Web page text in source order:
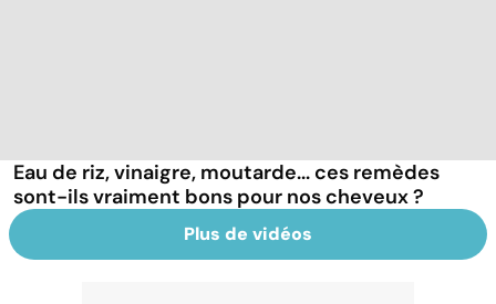
Eau de riz, vinaigre, moutarde... ces remèdes
sont-ils vraiment bons pour nos cheveux ?
Plus de vidéos